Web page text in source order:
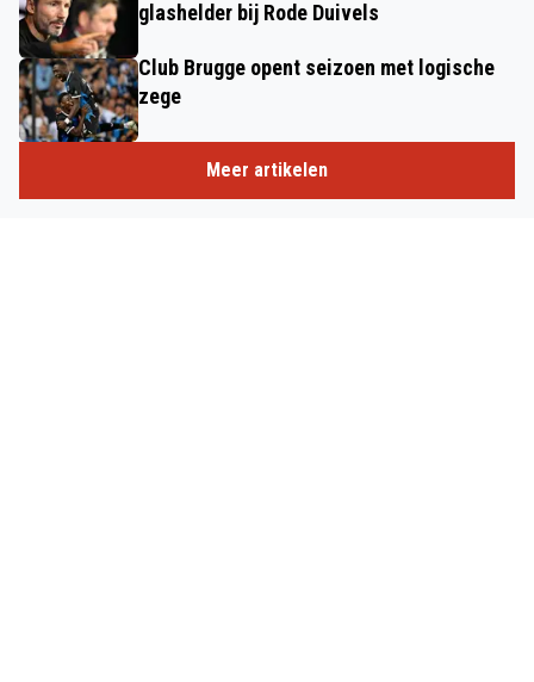
glashelder bij Rode Duivels
Club Brugge opent seizoen met logische
zege
Meer artikelen